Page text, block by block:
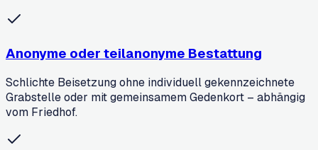
Anonyme oder teilanonyme Bestattung
Schlichte Beisetzung ohne individuell gekennzeichnete
Grabstelle oder mit gemeinsamem Gedenkort – abhängig
vom Friedhof.